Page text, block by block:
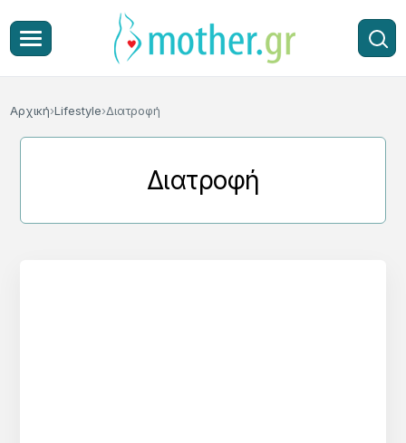
Αρχική Lifestyle Διατροφή
Διατροφή